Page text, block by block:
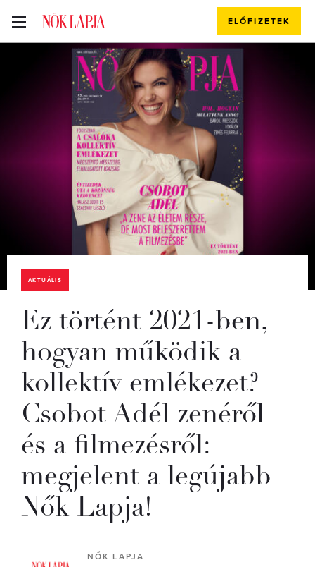
ELŐFIZETEK
AKTUÁLIS
Ez történt 2021-ben,
hogyan működik a
kollektív emlékezet?
Csobot Adél zenéről
és a filmezésről:
megjelent a legújabb
Nők Lapja!
NŐK LAPJA